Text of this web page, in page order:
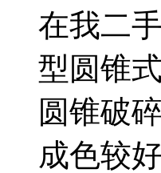
在我二
型圆锥
圆锥破
成色较